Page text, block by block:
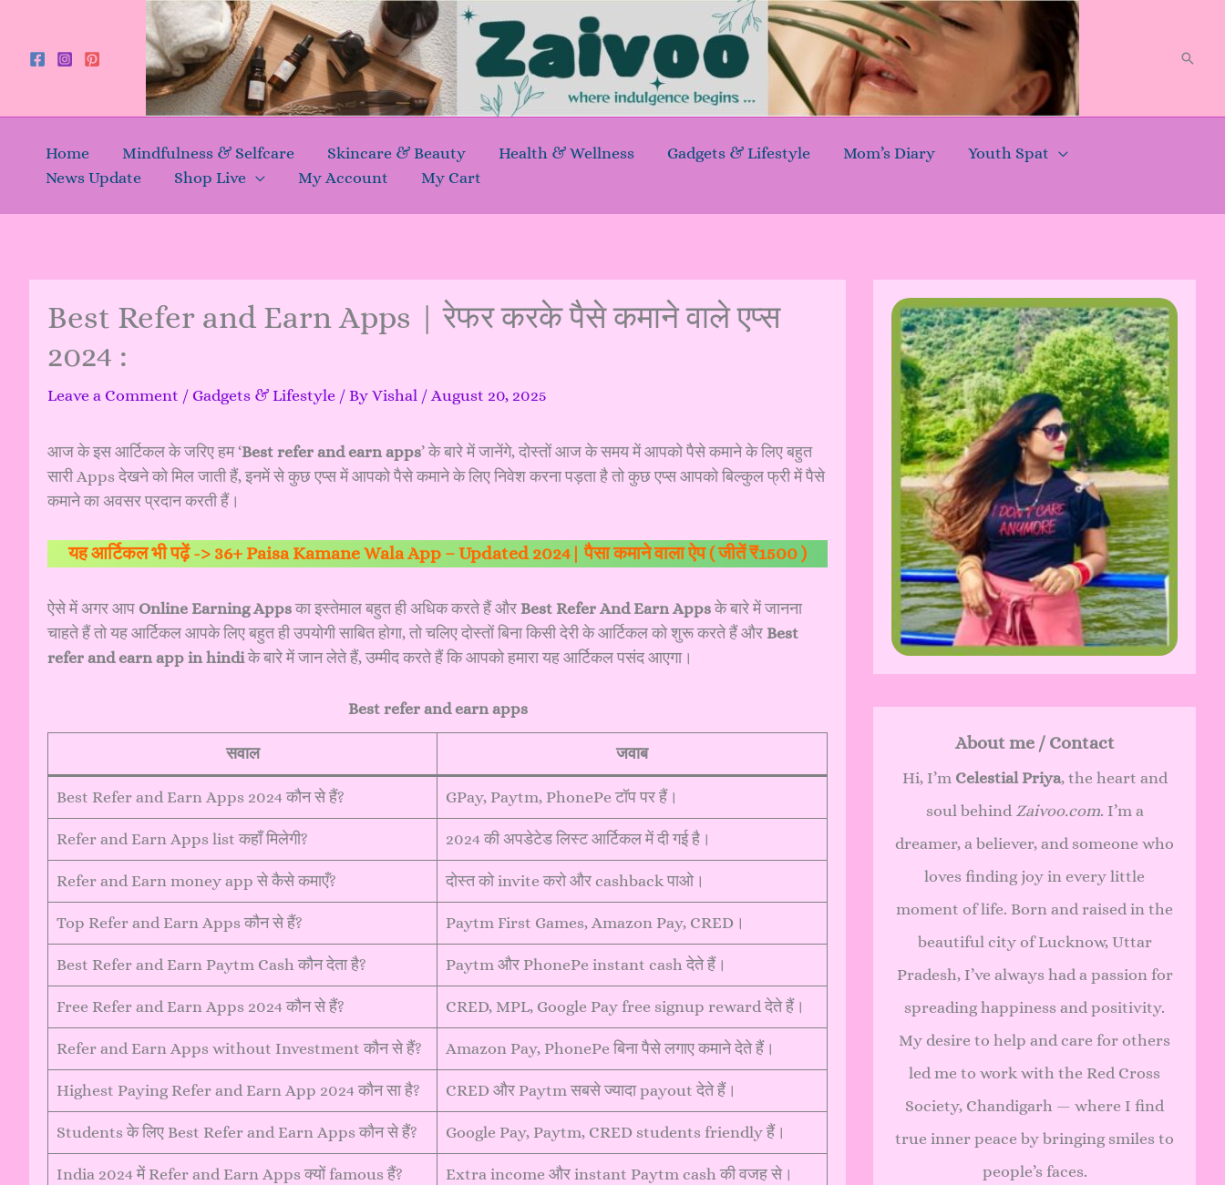
content
Home Mindfulness & Selfcare Skincare & Beauty Health & Wellness Gadgets & Lifestyle Mom’s Diary
Youth Spat
News Update
Shop Live My Account My Cart
Best Refer and Earn Apps | रेफर करके पैसे कमाने वाले एप्स
2024 :
Leave a Comment / Gadgets & Lifestyle / By Vishal /August 20, 2025
आज के इस आर्टिकल के जरिए हम ‘Best refer and earn apps’ के बारे में जानेंगे, दोस्तों आज के समय में आपको पैसे कमाने के लिए बहुत
सारी Apps देखने को मिल जाती हैं, इनमें से कुछ एप्स में आपको पैसे कमाने के लिए निवेश करना पड़ता है तो कुछ एप्स आपको बिल्कुल फ्री में पैसे
कमाने का अवसर प्रदान करती हैं।
यह आर्टिकल भी पढ़ें -> 36+ Paisa Kamane Wala App – Updated 2024| पैसा कमाने वाला ऐप ( जीतें ₹1500 )
ऐसे में अगर आप Online Earning Appsका इस्तेमाल बहुत ही अधिक करते हैं और Best Refer And Earn Appsके बारे में जानना
चाहते हैं तो यह आर्टिकल आपके लिए बहुत ही उपयोगी साबित होगा, तो चलिए दोस्तों बिना किसी देरी के आर्टिकल को शुरू करते हैं और Best
refer and earn app in hindiके बारे में जान लेते हैं, उम्मीद करते हैं कि आपको हमारा यह आर्टिकल पसंद आएगा।
Best refer and earn apps
सवाल जवाब
Best Refer and Earn Apps 2024 कौन से हैं? GPay, Paytm, PhonePe टॉप पर हैं।
Refer and Earn Apps list कहाँ मिलेगी? 2024 की अपडेटेड लिस्ट आर्टिकल में दी गई है।
Refer and Earn money app से कैसे कमाएँ? दोस्त को invite करो और cashback पाओ।
Top Refer and Earn Apps कौन से हैं? Paytm First Games, Amazon Pay, CRED।
Best Refer and Earn Paytm Cash कौन देता है? Paytm और PhonePe instant cash देते हैं।
Free Refer and Earn Apps 2024 कौन से हैं? CRED, MPL, Google Pay free signup reward देते हैं।
Refer and Earn Apps without Investment कौन से हैं? Amazon Pay, PhonePe बिना पैसे लगाए कमाने देते हैं।
Highest Paying Refer and Earn App 2024 कौन सा है? CRED और Paytm सबसे ज्यादा payout देते हैं।
Students के लिए Best Refer and Earn Apps कौन से हैं? Google Pay, Paytm, CRED students friendly हैं।
India 2024 में Refer and Earn Apps क्यों famous हैं? Extra income और instant Paytm cash की वजह से।
About me / Contact
Hi, I’m Celestial Priya, the heart and
soul behind Zaivoo.com. I’m a
dreamer, a believer, and someone who
loves finding joy in every little
moment of life. Born and raised in the
beautiful city of Lucknow, Uttar
Pradesh, I’ve always had a passion for
spreading happiness and positivity.
My desire to help and care for others
led me to work with the Red Cross
Society, Chandigarh — where I find
true inner peace by bringing smiles to
people’s faces.